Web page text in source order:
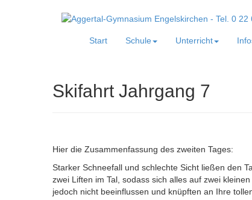
Start Schule Unterricht
Skifahrt Jahrgang 7
Hier die Zusammenfassung des zweiten Tages:
Starker Schneefall und schlechte Sicht ließen den
zwei Liften im Tal, sodass sich alles auf zwei
jedoch nicht beeinflussen und knüpften an Ihre